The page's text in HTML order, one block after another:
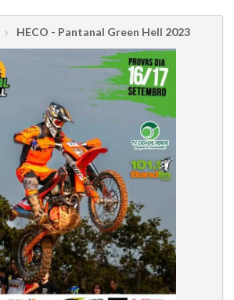
HECO - Pantanal Green Hell 2023